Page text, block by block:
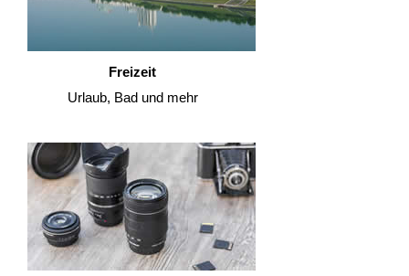
Freizeit
Urlaub, Bad und mehr